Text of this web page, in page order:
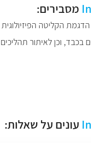
מסבירים:
הקליטה
וכן לאיתור
עונים על שאלות: